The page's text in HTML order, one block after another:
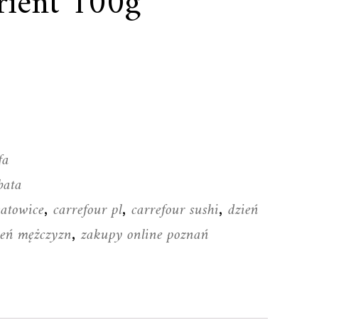
,carrefour pl,carrefour sushi,dzień
mężczyzn,zakupy online poznań